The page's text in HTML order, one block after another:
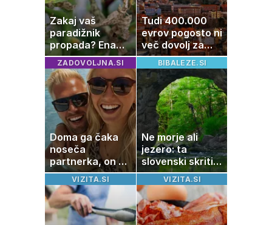
Zakaj vaš
paradižnik
propada? Ena
napaka lahko
uniči rastline –
tako jih rešite
Tudi 400.000
evrov pogosto ni
več dovolj za
nakup
stanovanja
ZADOVOLJNA.SI
Doma ga čaka
noseča
partnerka, on pa
dopustuje z
drugo
BIBALEZE.SI
Ne morje ali
jezero: ta
slovenski skriti
raj je kot
ustvarjen za
družinski izlet
VIZITA.SI VIZITA.SI